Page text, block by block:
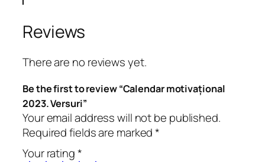
t
i
v
a
ț
i
o
n
Reviews
There are no reviews yet.
Be the first to review “Calendar motivațional
2023. Versuri”
Your email address will not be published.
Required fields are marked*
Your rating*